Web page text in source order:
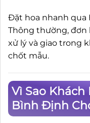
Đặt hoa nhanh qua
Thông thường, đơn
xử lý và giao trong
chốt mẫu.
Vì Sao Khách
Bình Định